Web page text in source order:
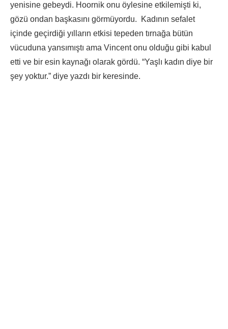
yenisine gebeydi. Hoornik onu öylesine etkilemişti ki,
gözü ondan başkasını görmüyordu. Kadının sefalet
içinde geçirdiği yılların etkisi tepeden tırnağa bütün
vücuduna yansımıştı ama Vincent onu olduğu gibi kabul
etti ve bir esin kaynağı olarak gördü. “Yaşlı kadın diye bir
şey yoktur.” diye yazdı bir keresinde.